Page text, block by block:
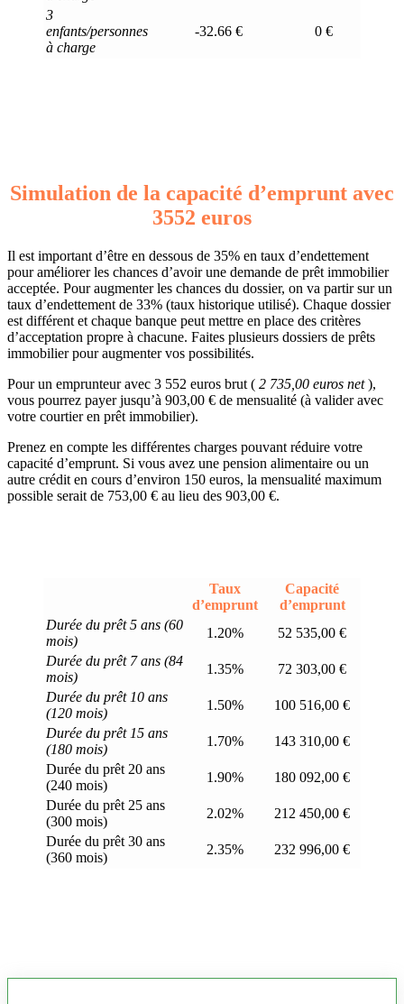
3
enfants/personnes
à charge
-32.66 € 0 €
Simulation de la capacité d’emprunt avec
3552 euros
Il est important d’être en dessous de 35% en taux d’endettement
pour améliorer les chances d’avoir une demande de prêt immobilier
acceptée. Pour augmenter les chances du dossier, on va partir sur un
taux d’endettement de 33% (taux historique utilisé). Chaque dossier
est différent et chaque banque peut mettre en place des critères
d’acceptation propre à chacune. Faites plusieurs dossiers de prêts
immobilier pour augmenter vos possibilités.
Pour un emprunteur avec 3 552 euros brut ( 2 735,00 euros net),
vous pourrez payer jusqu’à 903,00 € de mensualité (à valider avec
votre courtier en prêt immobilier).
Prenez en compte les différentes charges pouvant réduire votre
capacité d’emprunt. Si vous avez une pension alimentaire ou un
autre crédit en cours d’environ 150 euros, la mensualité maximum
possible serait de 753,00 € au lieu des 903,00 €.
Taux
d’emprunt
Capacité
d’emprunt
Durée du prêt 5 ans (60
mois)
1.20%
52 535,00 €
Durée du prêt 7 ans (84
mois)
1.35%
72 303,00 €
Durée du prêt 10 ans
(120 mois)
1.50%
100 516,00 €
Durée du prêt 15 ans
(180 mois)
1.70%
143 310,00 €
Durée du prêt 20 ans
(240 mois)
1.90%
180 092,00 €
Durée du prêt 25 ans
(300 mois)
2.02%
212 450,00 €
Durée du prêt 30 ans
(360 mois)
2.35% 232 996,00 €